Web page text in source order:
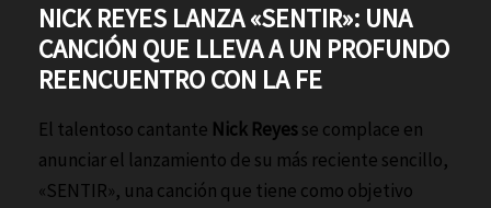
NICK REYES LANZA «SENTIR»: UNA
CANCIÓN QUE LLEVA A UN PROFUNDO
REENCUENTRO CON LA FE
El talentoso cantante Nick Reyesse complace en
anunciar el lanzamiento de su más reciente sencillo,
«SENTIR», una canción que tiene como objetivo